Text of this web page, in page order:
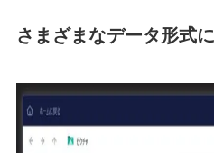
さまざまなデータ形式